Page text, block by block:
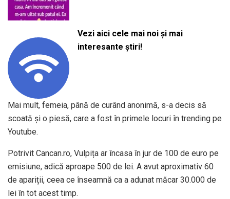
Vezi aici cele mai noi și mai
interesante știri!
Mai mult, femeia, până de curând anonimă, s-a decis să
scoată și o piesă, care a fost în primele locuri în trending pe
Youtube.
Potrivit Cancan.ro, Vulpița ar încasa în jur de 100 de euro pe
emisiune, adică aproape 500 de lei. A avut aproximativ 60
de apariții, ceea ce înseamnă ca a adunat măcar 30.000 de
lei în tot acest timp.